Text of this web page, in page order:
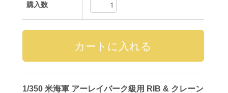
購入数
1/350 米海軍 アーレイバーク級用 RIB & クレーン